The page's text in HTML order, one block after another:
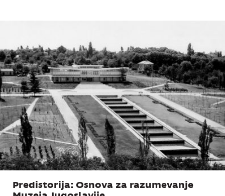
Predistorija: Osnova za razumevanje